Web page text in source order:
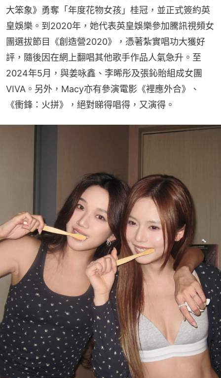
大笨象》勇奪「年度花物女孩」桂冠，並正式簽約英
皇娛樂。到2020年，她代表英皇娛樂參加騰訊視頻女
團選拔節目《創造營2020》，憑著紮實唱功大獲好
評，隨後因在網上翻唱其他歌手作品人氣急升。至
2024年5月，與姜咏鑫、李晞彤及張鈊貽組成女團
VIVA。另外，Macy亦有參演電影《裡應外合》、
《衝鋒：火拼》，絕對睇得唱得，又演得。